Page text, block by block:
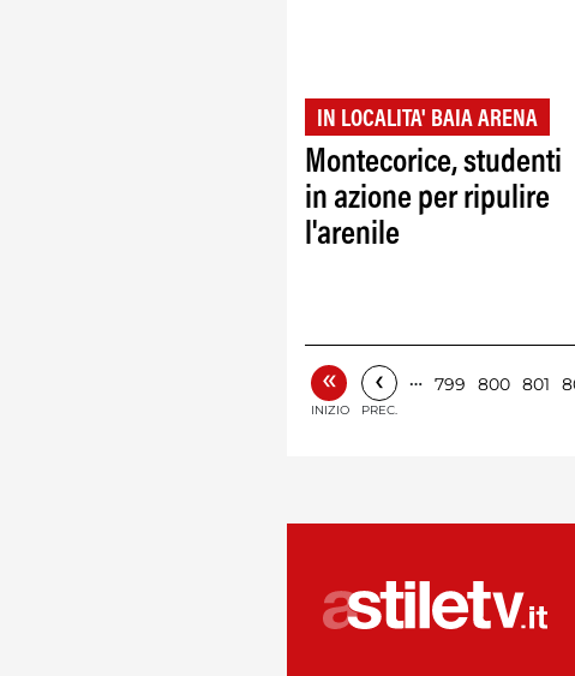
IN LOCALITA' BAIA ARENA
Montecorice, studenti
in azione per ripulire
l'arenile
«
INIZIO
‹
PREC.
… 799 800 801